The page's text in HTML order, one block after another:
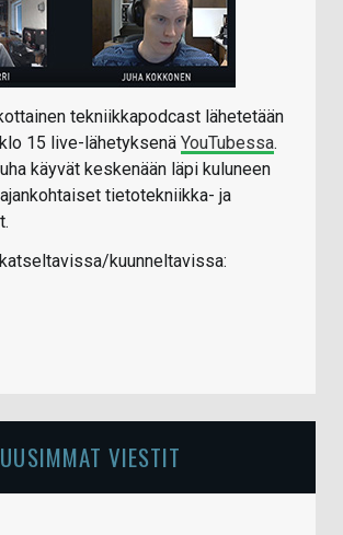
tekniikkapodcast lähetetään
15 live-lähetyksenä YouTubessa.
käyvät keskenään läpi kuluneen
tietotekniikka- ja
kuunneltavissa:
VIESTIT